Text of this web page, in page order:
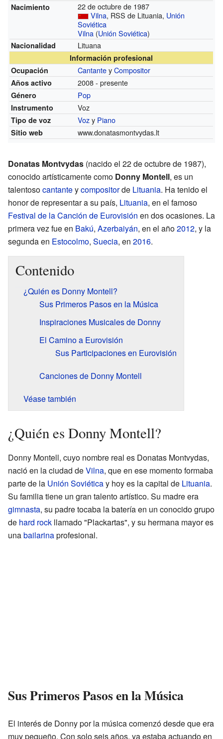
Nacimiento
22 de octubre de 1987
Vilna, RSS de Lituania, Unión
Soviética
Vilna (Unión Soviética)
Nacionalidad Lituana
Información profesional
Ocupación
CantanteyCompositor
Años activo 2008 - presente
Género Pop
Instrumento Voz
Tipo de voz Vozy Piano
Sitio web www.donatasmontvydas.lt
Donatas Montvydas (nacido el 22 de octubre de 1987),
conocido artísticamente como Donny Montell, es un
talentosocantanteycompositorde Lituania. Ha tenido el
honor de representar a su país, Lituania, en el famoso
Festival de la Canción de Eurovisión en dos ocasiones. La
primera vez fue en Bakú, Azerbaiyán, en el año2012, y la
segunda en Estocolmo, Suecia, en 2016.
Contenido
¿Quién es Donny Montell?
Sus Primeros Pasos en la Música
Inspiraciones Musicales de Donny
El Camino a Eurovisión
Sus Participaciones en Eurovisión
Canciones de Donny Montell
Véase también
¿Quién es Donny Montell?
Donny Montell, cuyo nombre real es Donatas Montvydas,
nació en la ciudad deVilna, que en ese momento formaba
parte de la Unión Soviéticay hoy es la capital de Lituania.
Su familia tiene un gran talento artístico. Su madre era
gimnasta, su padre tocaba la batería en un conocido grupo
de hard rock llamado "Plackartas", y su hermana mayor es
unabailarinaprofesional.
Sus Primeros Pasos en la Música
El interés de Donny por la música comenzó desde que era
muy pequeño. Con solo seis años, ya estaba actuando en